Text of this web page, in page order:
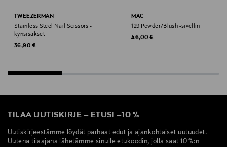
TWEEZERMAN
Stainless Steel Nail Scissors -
kynsisakset
Original Price
36,90 €
MAC
129 Powder/Blush -sivellin
Original Price
46,00 €
TILAA UUTISKIRJE – ETUSI –10 %
Uutiskirjeestämme löydät parhaat edut ja ajankohtaiset uutuudet.
Uutena tilaajana lähetämme sinulle etukoodin, jolla saat 10 %:n